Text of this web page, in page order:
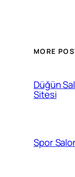
MORE
Düğün
Sitesi
Spor